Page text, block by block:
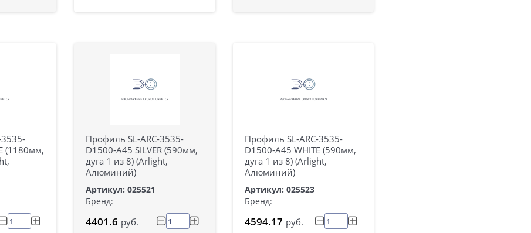
(1180мм,
Профиль SL-ARC-3535-
D1500-A45 SILVER (590мм,
дуга 1 из 8) (Arlight,
Алюминий)
Артикул: 025521
Бренд:
4401.6 руб.
Профиль SL-ARC-3535-
D1500-A45 WHITE (590мм,
дуга 1 из 8) (Arlight,
Алюминий)
Артикул: 025523
Бренд:
4594.17 руб.